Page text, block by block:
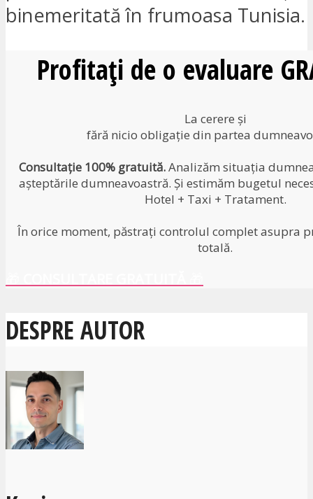
binemeritată în frumoasa Tunisia.
Profitați de o evaluare
La cerere și
fără nicio obligație din partea
Consultație 100% gratuită.Analizăm situația
așteptările dumneavoastră. Și estimăm bugetul
Hotel + Taxi + Tratament.
În orice moment, păstrați controlul complet asupra
totală.
DESPRE AUTOR